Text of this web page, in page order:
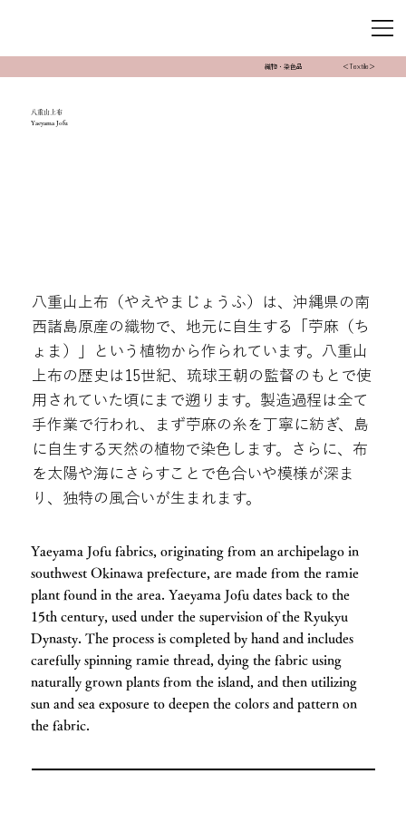
織物・染色品 ＜Textile＞
八重山上布
Yaeyama Jofu
八重山上布（やえやまじょうふ）は、沖縄県の南
西諸島原産の織物で、地元に自生する「苧麻（ち
ょま）」という植物から作られています。八重山
上布の歴史は15世紀、琉球王朝の監督のもとで使
用されていた頃にまで遡ります。製造過程は全て
手作業で行われ、まず苧麻の糸を丁寧に紡ぎ、島
に自生する天然の植物で染色します。さらに、布
を太陽や海にさらすことで色合いや模様が深ま
り、独特の風合いが生まれます。
Yaeyama Jofu fabrics, originating from an archipelago in
southwest Okinawa prefecture, are made from the ramie
plant found in the area. Yaeyama Jofu dates back to the
15th century, used under the supervision of the Ryukyu
Dynasty. The process is completed by hand and includes
carefully spinning ramie thread, dying the fabric using
naturally grown plants from the island, and then utilizing
sun and sea exposure to deepen the colors and pattern on
the fabric.